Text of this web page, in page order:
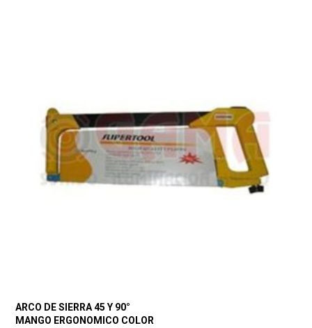
ARCO DE SIERRA 45 Y 90°
MANGO ERGONOMICO COLOR